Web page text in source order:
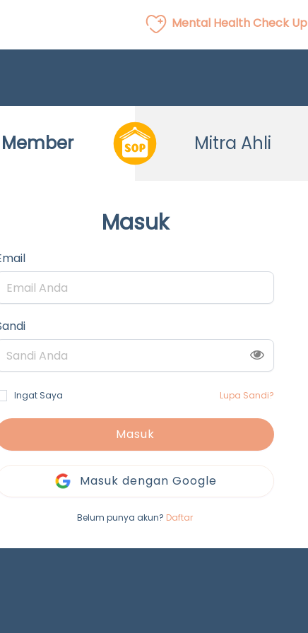
Mental Health Check Up
Member Mitra Ahli
Masuk
Ingat Saya Lupa Sandi?
Masuk
Masuk dengan Google
Belum punya akun? Daftar